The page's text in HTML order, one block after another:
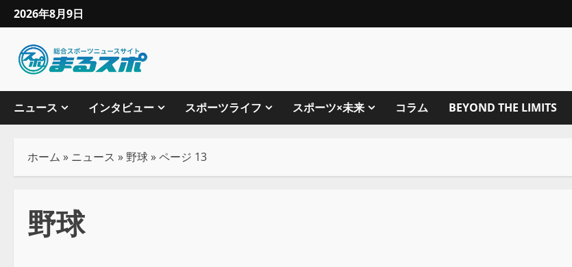
2026年8月9日
ニュース インタビュー スポーツライフ スポーツ×未来 コラム BEYOND THE LIMITS
ホーム » ニュース » 野球»ページ 13
野球